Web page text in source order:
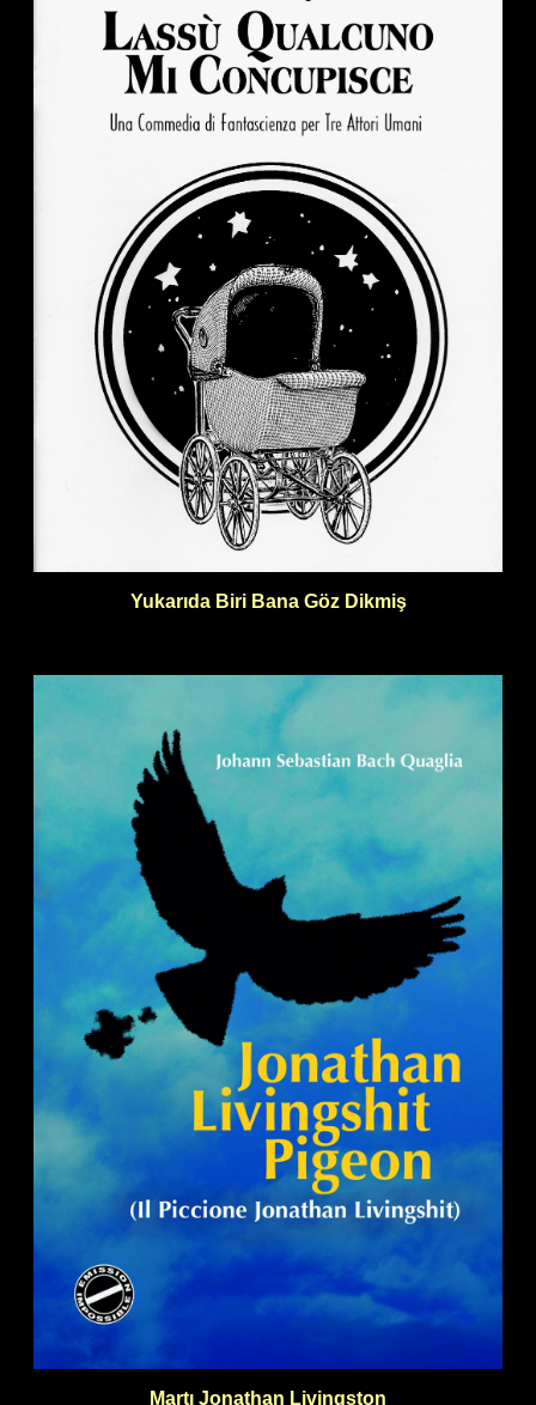
Yukarıda Biri Bana Göz Dikmiş
Martı Jonathan Livingston